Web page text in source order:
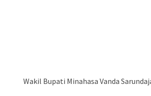
Wakil Bupati Minahasa Vanda